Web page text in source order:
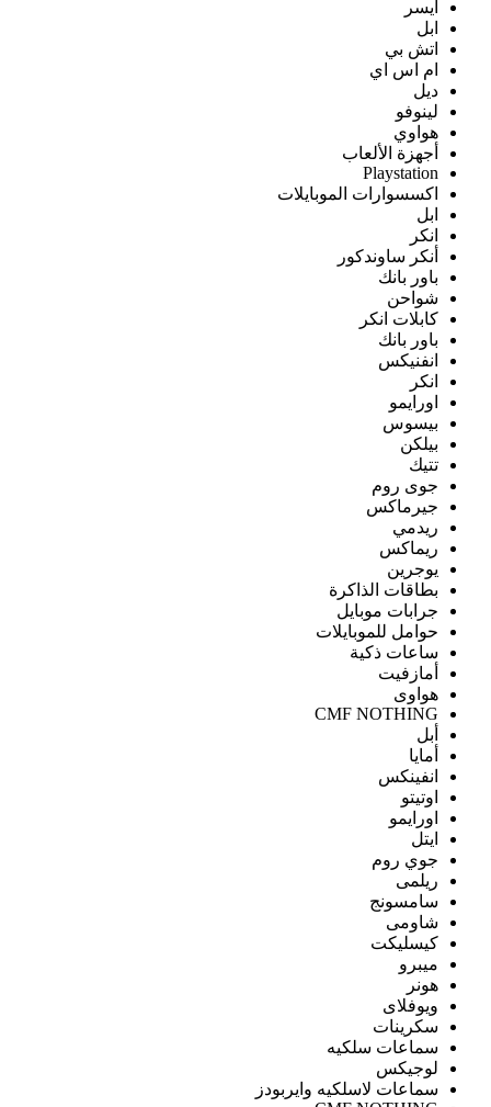
أيسر
ابل
اتش بي
ام اس اي
ديل
لينوفو
هواوي
أجهزة الألعاب
Playstation
اكسسوارات الموبايلات
ابل
انكر
أنكر ساوندكور
باور بانك
شواحن
كابلات انكر
باور بانك
انفنيكس
انكر
اورايمو
بيسوس
بيلكن
تتيك
جوى روم
جيرماكس
ريدمي
ريماكس
يوجرين
بطاقات الذاكرة
جرابات موبايل
حوامل للموبايلات
ساعات ذكية
أمازفيت
هواوى
CMF NOTHING
أبل
أمايا
انفينكس
اوتيتو
اورايمو
ايتل
جوي روم
ريلمى
سامسونج
شاومى
كيسليكت
ميبرو
هونر
ويوفلاى
سكرينات
سماعات سلكيه
لوجيكس
سماعات لاسلكيه وايربودز